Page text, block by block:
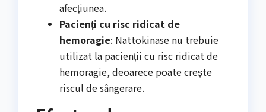
afecțiunea.
Pacienți cu risc ridicat de
hemoragie: Nattokinase nu trebuie
utilizat la pacienții cu risc ridicat de
hemoragie, deoarece poate crește
riscul de sângerare.